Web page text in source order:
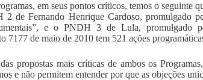
em seus pontos críticos, temos o seguinte
2 de Fernando Henrique Cardoso, promulgado
e o PNDH 3 de Lula, promulgado
7177 de maio de 2010 tem 521 ações
propostas mais críticas de ambos os
e não permitem entender por que as objeções